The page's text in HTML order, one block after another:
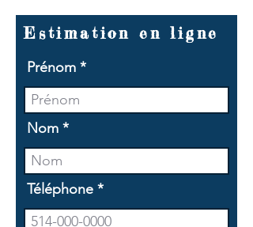
Estimation en ligne
Prénom
Nom
Téléphone